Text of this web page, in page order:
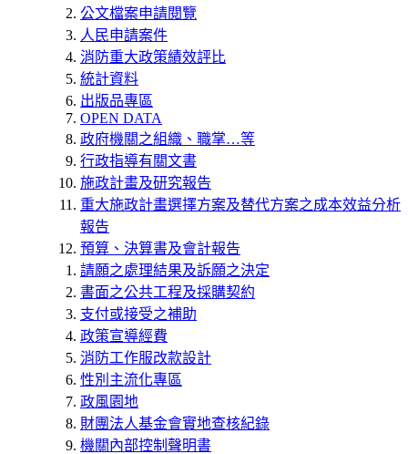
公文檔案申請閱覽
人民申請案件
消防重大政策績效評比
統計資料
出版品專區
OPEN DATA
政府機關之組織、職掌…等
行政指導有關文書
施政計畫及研究報告
重大施政計畫選擇方案及替代方案之成本效益分析
報告
預算、決算書及會計報告
請願之處理結果及訴願之決定
書面之公共工程及採購契約
支付或接受之補助
政策宣導經費
消防工作服改款設計
性別主流化專區
政風園地
財團法人基金會實地查核紀錄
機關內部控制聲明書